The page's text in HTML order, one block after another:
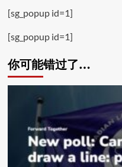
[sg_popup id=1]
[sg_popup id=1]
你可能错过了…